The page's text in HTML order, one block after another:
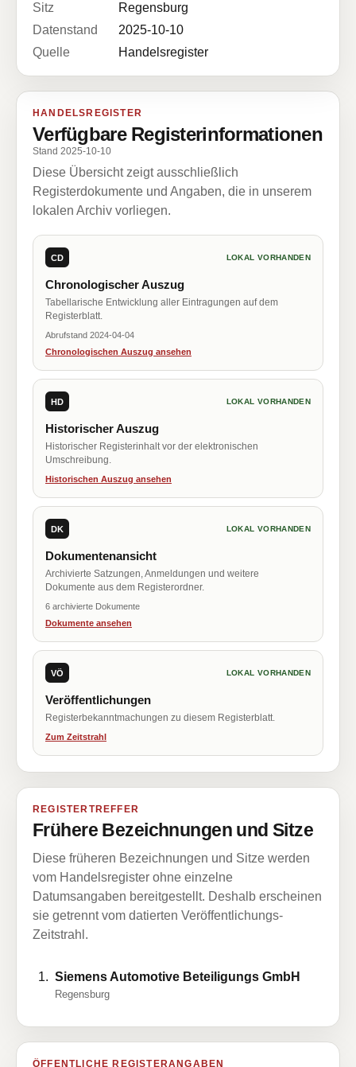
Sitz
Regensburg
Datenstand
2025-10-10
Quelle
Handelsregister
HANDELSREGISTER
Verfügbare Registerinformationen
Stand 2025-10-10
Diese Übersicht zeigt ausschließlich
Registerdokumente und Angaben, die in unserem
lokalen Archiv vorliegen.
CD LOKAL VORHANDEN
Chronologischer Auszug
Tabellarische Entwicklung aller Eintragungen auf dem
Registerblatt.
Abrufstand 2024-04-04
Chronologischen Auszug ansehen
HD LOKAL VORHANDEN
Historischer Auszug
Historischer Registerinhalt vor der elektronischen
Umschreibung.
Historischen Auszug ansehen
DK LOKAL VORHANDEN
Dokumentenansicht
Archivierte Satzungen, Anmeldungen und weitere
Dokumente aus dem Registerordner.
6 archivierte Dokumente
Dokumente ansehen
VÖ LOKAL VORHANDEN
Veröffentlichungen
Registerbekanntmachungen zu diesem Registerblatt.
Zum Zeitstrahl
REGISTERTREFFER
Frühere Bezeichnungen und Sitze
Diese früheren Bezeichnungen und Sitze werden
vom Handelsregister ohne einzelne
Datumsangaben bereitgestellt. Deshalb erscheinen
sie getrennt vom datierten Veröffentlichungs-
Zeitstrahl.
Siemens Automotive Beteiligungs GmbH
Regensburg
ÖFFENTLICHE REGISTERANGABEN